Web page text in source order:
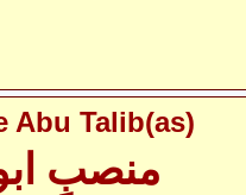
Abu Talib(as)
منصبِ